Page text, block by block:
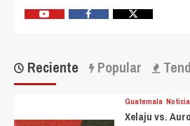
Reciente Popular
Guatemala
Xelaju vs.